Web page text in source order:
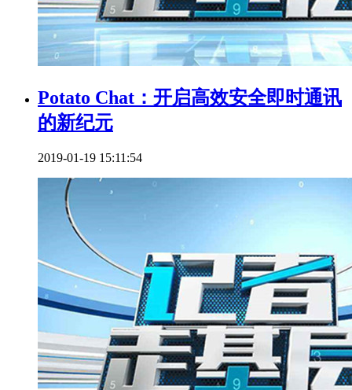
Potato Chat：开启高效安全即时通讯
的新纪元
2019-01-19 15:11:54